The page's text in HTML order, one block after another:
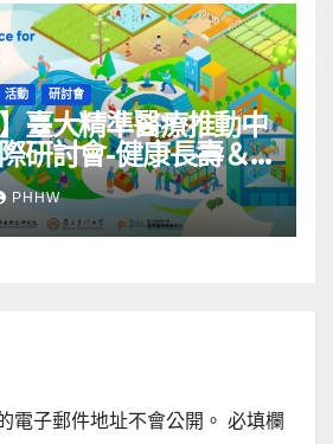
活動 研討會
臺大精準醫療推動中
研討會-健康長壽＆
PHHW
電子郵件地址不會公開。 必填欄